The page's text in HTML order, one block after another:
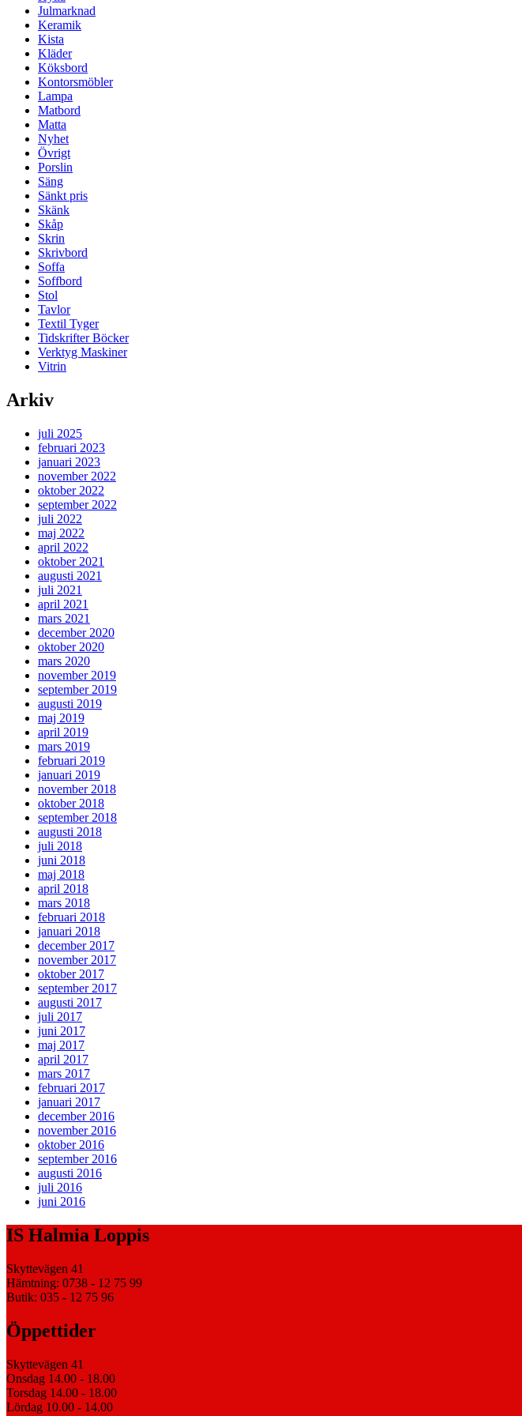
Julmarknad
Keramik
Kista
Kläder
Köksbord
Kontorsmöbler
Lampa
Matbord
Matta
Nyhet
Övrigt
Porslin
Säng
Sänkt pris
Skänk
Skåp
Skrin
Skrivbord
Soffa
Soffbord
Stol
Tavlor
Textil Tyger
Tidskrifter Böcker
Verktyg Maskiner
Vitrin
Arkiv
juli 2025
februari 2023
januari 2023
november 2022
oktober 2022
september 2022
juli 2022
maj 2022
april 2022
oktober 2021
augusti 2021
juli 2021
april 2021
mars 2021
december 2020
oktober 2020
mars 2020
november 2019
september 2019
augusti 2019
maj 2019
april 2019
mars 2019
februari 2019
januari 2019
november 2018
oktober 2018
september 2018
augusti 2018
juli 2018
juni 2018
maj 2018
april 2018
mars 2018
februari 2018
januari 2018
december 2017
november 2017
oktober 2017
september 2017
augusti 2017
juli 2017
juni 2017
maj 2017
april 2017
mars 2017
februari 2017
januari 2017
december 2016
november 2016
oktober 2016
september 2016
augusti 2016
juli 2016
juni 2016
IS Halmia Loppis
Skyttevägen 41
Hämtning: 0738 - 12 75 99
Butik: 035 - 12 75 96
Öppettider
Skyttevägen 41
Onsdag 14.00 - 18.00
Torsdag 14.00 - 18.00
Lördag 10.00 - 14.00